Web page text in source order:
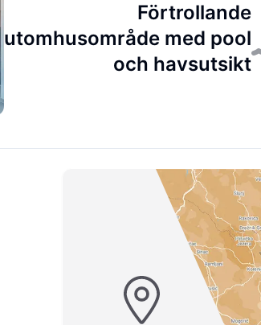
Förtrollande
utomhusområde med pool
och havsutsikt